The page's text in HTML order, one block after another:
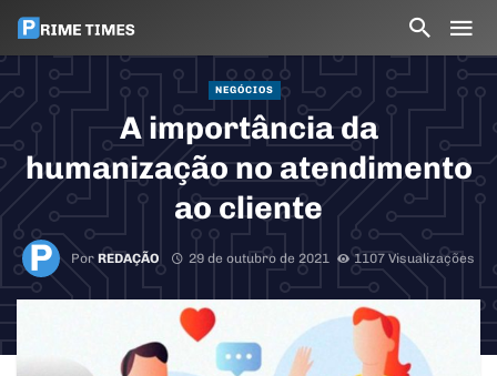
NEGÓCIOS
A importância da
humanização no atendimento
ao cliente
Por REDAÇÃO 29 de outubro de 2021 1107 Visualizações